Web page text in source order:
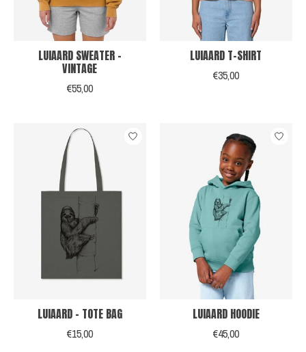
LUIAARD SWEATER -
VINTAGE
€55,00
LUIAARD T-SHIRT
€35,00
LUIAARD - TOTE BAG
€15,00
LUIAARD HOODIE
€45,00